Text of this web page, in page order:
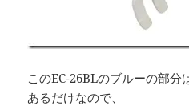
このEC-26BLのブルーの部
あるだけなので、